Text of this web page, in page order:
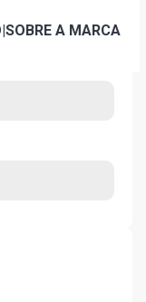
|SOBRE A MARCA